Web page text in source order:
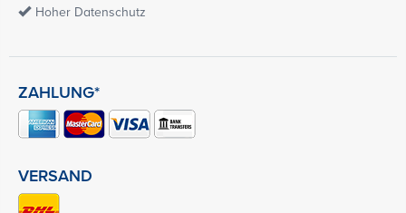
Hoher Datenschutz
ZAHLUNG*
VERSAND